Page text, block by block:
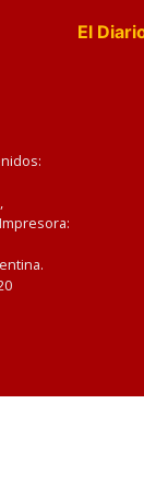
El